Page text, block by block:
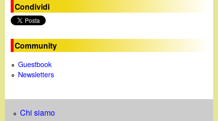
Condividi
Community
Guestbook
Newsletters
Chi siamo